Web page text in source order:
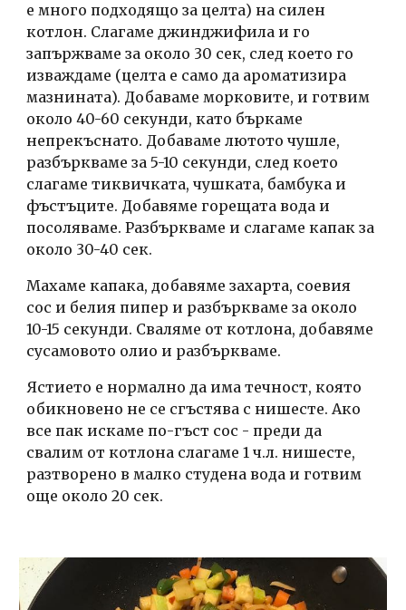
е много подходящо за целта) на силен
котлон. Слагаме джинджифила и го
запържваме за около 30 сек, след което го
изваждаме (целта е само да ароматизира
мазнината). Добаваме морковите, и готвим
около 40-60 секунди, като бъркаме
непрекъснато. Добаваме лютото чушле,
разбъркваме за 5-10 секунди, след което
слагаме тиквичката, чушката, бамбука и
фъстъците. Добавяме горещата вода и
посоляваме. Разбъркваме и слагаме капак за
около 30-40 сек.
Махаме капака, добавяме захарта, соевия
сос и белия пипер и разбъркваме за около
10-15 секунди. Сваляме от котлона, добавяме
сусамовото олио и разбъркваме.
Ястието е нормално да има течност, която
обикновено не се сгъстява с нишесте. Ако
все пак искаме по-гъст сос - преди да
свалим от котлона слагаме 1 ч.л. нишесте,
разтворено в малко студена вода и готвим
още около 20 сек.